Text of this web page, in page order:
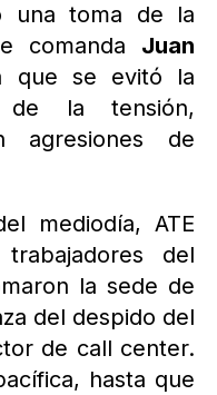
una toma de la
comanda Juan
que se evitó la
de la tensión,
agresiones de
mediodía, ATE
del
la sede de
del despido del
de call center.
hasta que